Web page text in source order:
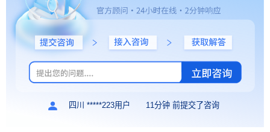
四川 *****223用户 11分钟 前提交了咨询